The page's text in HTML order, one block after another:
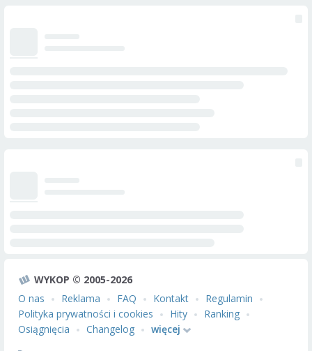
WYKOP © 2005-2026
O nas
Reklama FAQ Kontakt
Regulamin
Polityka prywatności i cookies
Hity
Ranking
Osiągnięcia
Changelog
więcej